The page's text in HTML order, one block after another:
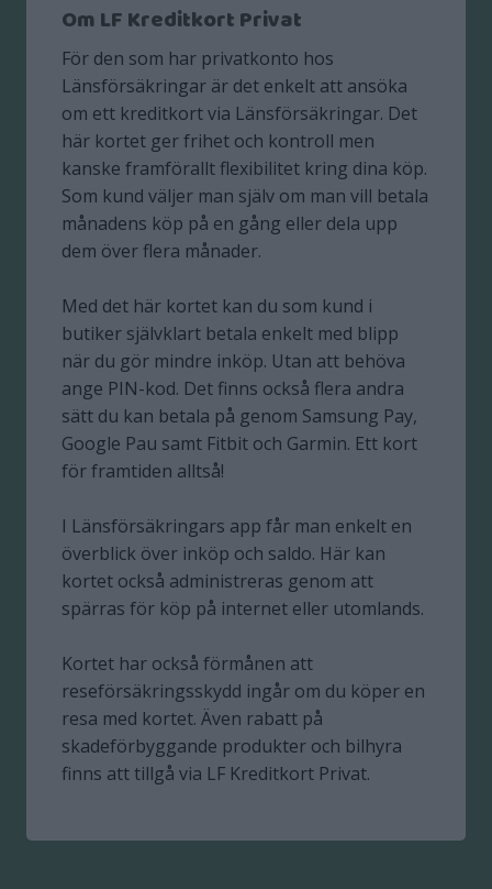
Om LF Kreditkort Privat
För den som har privatkonto hos
Länsförsäkringar är det enkelt att ansöka
om ett kreditkort via Länsförsäkringar. Det
här kortet ger frihet och kontroll men
kanske framförallt flexibilitet kring dina köp.
Som kund väljer man själv om man vill betala
månadens köp på en gång eller dela upp
dem över flera månader.
Med det här kortet kan du som kund i
butiker självklart betala enkelt med blipp
när du gör mindre inköp. Utan att behöva
ange PIN-kod. Det finns också flera andra
sätt du kan betala på genom Samsung Pay,
Google Pau samt Fitbit och Garmin. Ett kort
för framtiden alltså!
I Länsförsäkringars app får man enkelt en
överblick över inköp och saldo. Här kan
kortet också administreras genom att
spärras för köp på internet eller utomlands.
Kortet har också förmånen att
reseförsäkringsskydd ingår om du köper en
resa med kortet. Även rabatt på
skadeförbyggande produkter och bilhyra
finns att tillgå via LF Kreditkort Privat.